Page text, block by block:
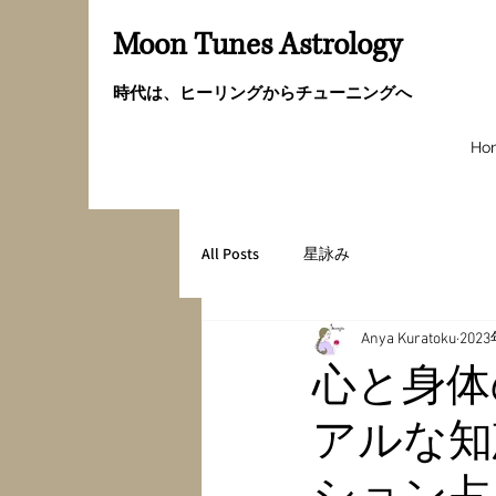
Moon Tunes Astrology
時代は、ヒーリングからチューニングへ
All Posts 星詠み
心と身
アルな
Anya Kuratoku